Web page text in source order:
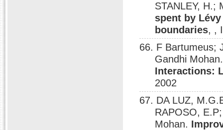
STANLEY, H.;
spent by
boundaries, ,
66. F Bartumeus;
Gandhi
Interactions:
2002
67. DA LUZ,
RAPOSO,
Mohan.